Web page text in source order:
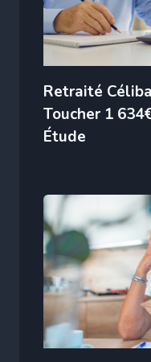
Retraité
Toucher 1
Étude